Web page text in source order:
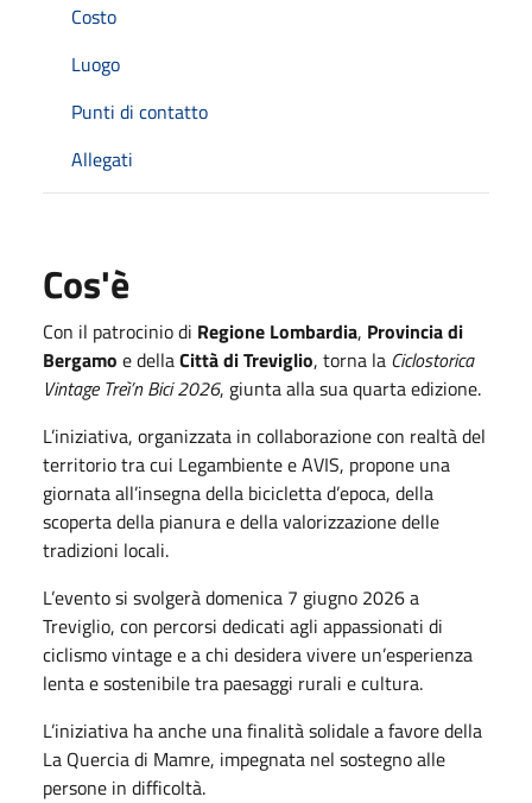
Costo
Luogo
Punti di contatto
Allegati
Cos'è
Con il patrocinio di Regione Lombardia, Provincia di
Bergamo e dellaCittà di Treviglio, torna la Ciclostorica
Vintage Treì’n Bici 2026, giunta alla sua quarta edizione.
L’iniziativa, organizzata in collaborazione con realtà del
territorio tra cui LegambienteeAVIS, propone una
giornata all’insegna della bicicletta d’epoca, della
scoperta della pianura e della valorizzazione delle
tradizioni locali.
L’evento si svolgerà domenica 7 giugno 2026 a
Treviglio, con percorsi dedicati agli appassionati di
ciclismo vintage e a chi desidera vivere un’esperienza
lenta e sostenibile tra paesaggi rurali e cultura.
L’iniziativa ha anche una finalità solidale a favore della
La Quercia di Mamre, impegnata nel sostegno alle
persone in difficoltà.